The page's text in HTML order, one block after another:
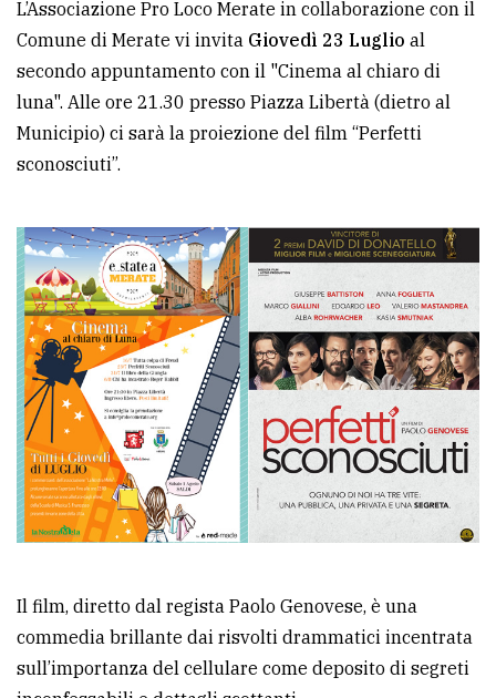
pubblicità
CERCA
Cerca
per
Ricerca
avanzata
LE
ALTRE
TESTATE
Privacy
policy
Cookie
L’Associazione Pro Loco Merate in collaborazione con il
Comune di Merate vi invita Giovedì 23 Luglio al
secondo appuntamento con il "Cinema al chiaro di
luna". Alle ore 21.30 presso Piazza Libertà (dietro al
Municipio) ci sarà la proiezione del film “Perfetti
sconosciuti”.
Il film, diretto dal regista Paolo Genovese, è una
commedia brillante dai risvolti drammatici incentrata
sull’importanza del cellulare come deposito di segreti